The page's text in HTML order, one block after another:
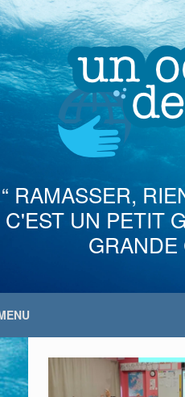
Skip
to
content
“ RAMASSER,
C'EST UN PETIT
GRANDE